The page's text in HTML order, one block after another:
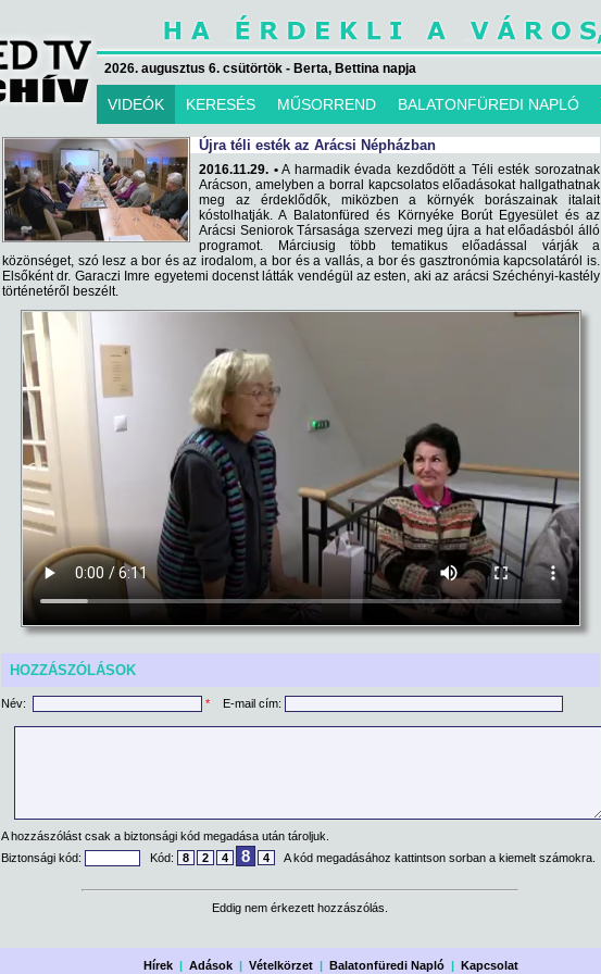
2026. augusztus 6. csütörtök - Berta, Bettina napja
VIDEÓK KERESÉS MŰSORREND BALATONFÜREDI NAPLÓ
Újra téli esték az Arácsi Népházban
2016.11.29. •A harmadik évada kezdődött a Téli esték sorozatnak
Arácson, amelyben a borral kapcsolatos előadásokat hallgathatnak
meg az érdeklődők, miközben a környék borászainak italait
kóstolhatják. A Balatonfüred és Környéke Borút Egyesület és az
Arácsi Seniorok Társasága szervezi meg újra a hat előadásból álló
programot. Márciusig több tematikus előadással várják a
közönséget, szó lesz a bor és az irodalom, a bor és a vallás, a bor és gasztronómia kapcsolatáról is.
Elsőként dr. Garaczi Imre egyetemi docenst látták vendégül az esten, aki az arácsi Széchényi-kastély
történetéről beszélt.
HOZZÁSZÓLÁSOK
Név: * E-mail cím:
A hozzászólást csak a biztonsági kód megadása után tároljuk.
Biztonsági kód:
Kód: 8 2 4 8 4 A kód megadásához kattintson sorban a kiemelt számokra.
Eddig nem érkezett hozzászólás.
Hírek| Adások| Vételkörzet| Balatonfüredi Napló| Kapcsolat